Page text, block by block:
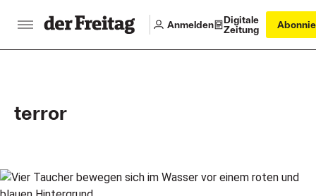
Anmelden
Digitale
Zeitung
terror
Main articles